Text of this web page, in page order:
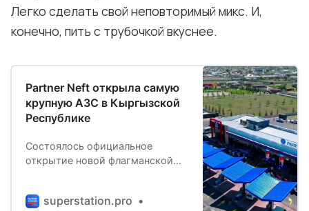
Легко сделать свой неповторимый микс. И,
конечно, пить с трубочкой вкуснее.
Partner Neft открыла самую
крупную АЗС в Кыргызской
Республике
Состоялось официальное
открытие новой флагманской
Иссык-Куль. Это масштабный
superstation.pro